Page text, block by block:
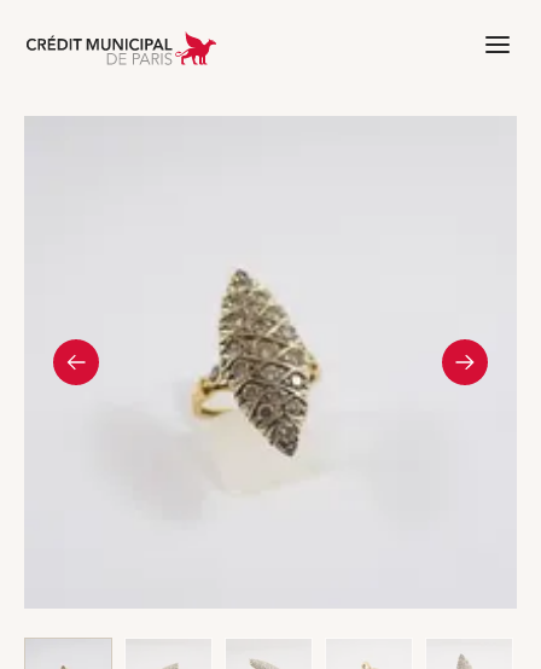
Aller à l'accueil de Crédit Municipal